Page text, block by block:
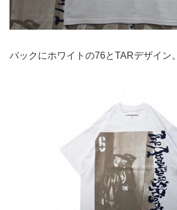
バックにホワイトの76とTARデザイン。